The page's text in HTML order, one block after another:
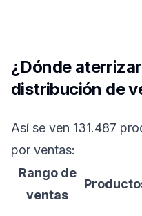
¿Dónde
distribución de
Así se ven 131.487
por ventas:
Rango de
ventas